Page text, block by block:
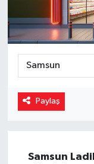
Paylaş
Samsun
Magazin
Sağlık